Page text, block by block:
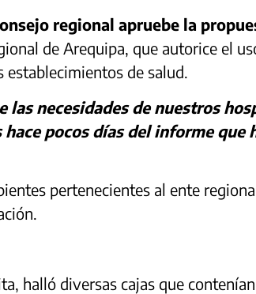
regional apruebe la
de Arequipa, que autorice el
establecimientos de salud.
las necesidades de nuestros
pocos días del informe que
pertenecientes al ente
halló diversas cajas que